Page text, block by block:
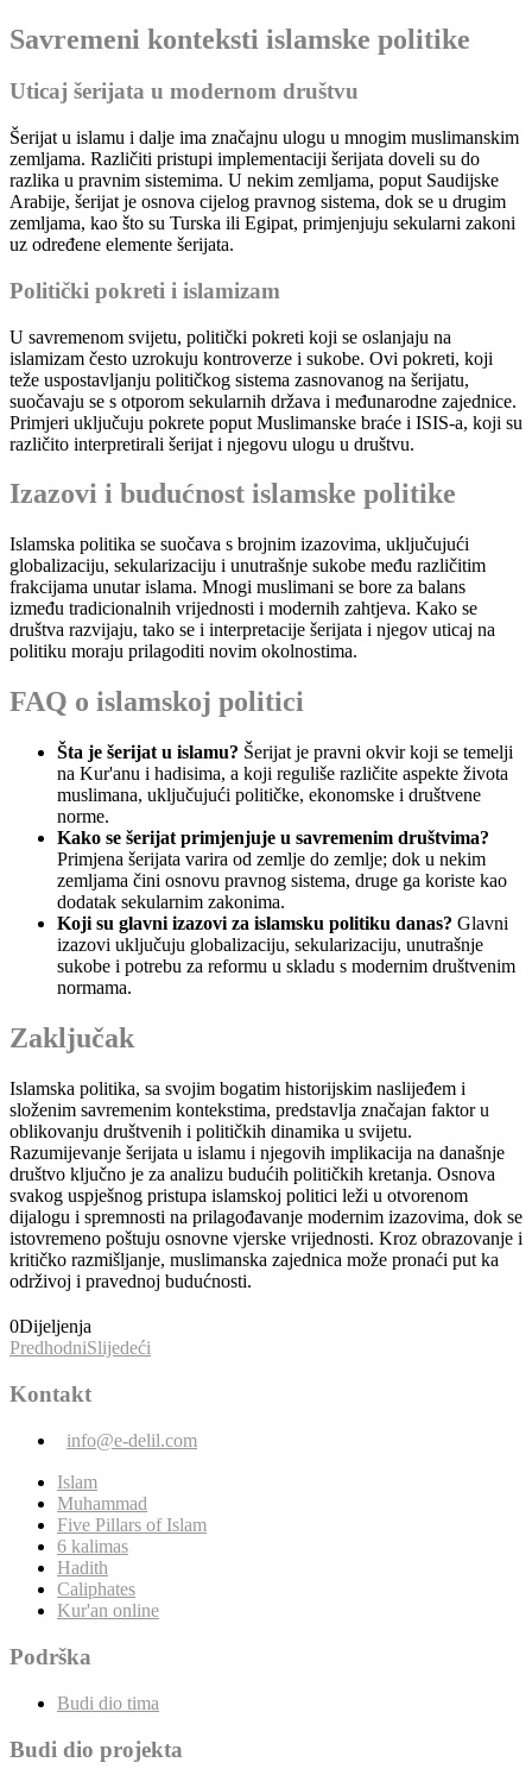
Savremeni konteksti islamske politike
Uticaj šerijata u modernom društvu
Šerijat u islamu i dalje ima značajnu ulogu u mnogim muslimanskim
zemljama. Različiti pristupi implementaciji šerijata doveli su do
razlika u pravnim sistemima. U nekim zemljama, poput Saudijske
Arabije, šerijat je osnova cijelog pravnog sistema, dok se u drugim
zemljama, kao što su Turska ili Egipat, primjenjuju sekularni zakoni
uz određene elemente šerijata.
Politički pokreti i islamizam
U savremenom svijetu, politički pokreti koji se oslanjaju na
islamizam često uzrokuju kontroverze i sukobe. Ovi pokreti, koji
teže uspostavljanju političkog sistema zasnovanog na šerijatu,
suočavaju se s otporom sekularnih država i međunarodne zajednice.
Primjeri uključuju pokrete poput Muslimanske braće i ISIS-a, koji su
različito interpretirali šerijat i njegovu ulogu u društvu.
Izazovi i budućnost islamske politike
Islamska politika se suočava s brojnim izazovima, uključujući
globalizaciju, sekularizaciju i unutrašnje sukobe među različitim
frakcijama unutar islama. Mnogi muslimani se bore za balans
između tradicionalnih vrijednosti i modernih zahtjeva. Kako se
društva razvijaju, tako se i interpretacije šerijata i njegov uticaj na
politiku moraju prilagoditi novim okolnostima.
FAQ o islamskoj politici
Šta je šerijat u islamu? Šerijat je pravni okvir koji se temelji
na Kur'anu i hadisima, a koji reguliše različite aspekte života
muslimana, uključujući političke, ekonomske i društvene
norme.
Kako se šerijat primjenjuje u savremenim društvima?
Primjena šerijata varira od zemlje do zemlje; dok u nekim
zemljama čini osnovu pravnog sistema, druge ga koriste kao
dodatak sekularnim zakonima.
Koji su glavni izazovi za islamsku politiku danas? Glavni
izazovi uključuju globalizaciju, sekularizaciju, unutrašnje
sukobe i potrebu za reformu u skladu s modernim društvenim
normama.
Zaključak
Islamska politika, sa svojim bogatim historijskim naslijeđem i
složenim savremenim kontekstima, predstavlja značajan faktor u
oblikovanju društvenih i političkih dinamika u svijetu.
Razumijevanje šerijata u islamu i njegovih implikacija na današnje
društvo ključno je za analizu budućih političkih kretanja. Osnova
svakog uspješnog pristupa islamskoj politici leži u otvorenom
dijalogu i spremnosti na prilagođavanje modernim izazovima, dok se
istovremeno poštuju osnovne vjerske vrijednosti. Kroz obrazovanje i
kritičko razmišljanje, muslimanska zajednica može pronaći put ka
održivoj i pravednoj budućnosti.
0Dijeljenja
PredhodniSlijedeći
Kontakt
info@e-delil.com
Islam
Muhammad
Five Pillars of Islam
6 kalimas
Hadith
Caliphates
Kur'an online
Podrška
Budi dio tima
Budi dio projekta